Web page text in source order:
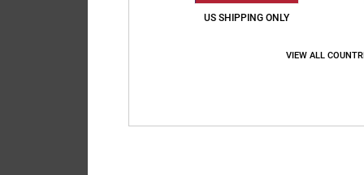
US SHIPPING ONLY
VIEW ALL